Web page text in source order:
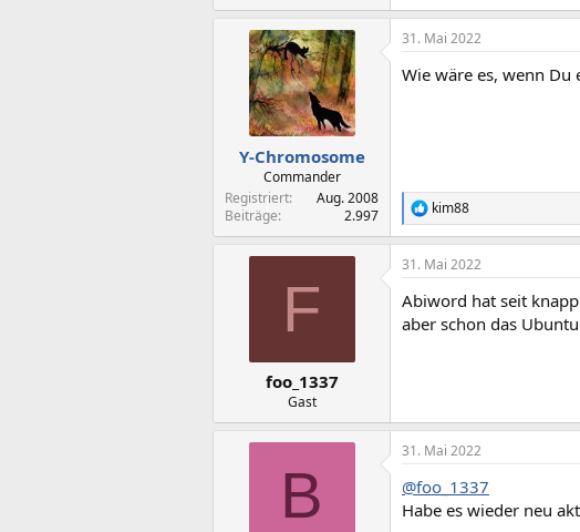
Y-Chromosome
Commander
Registriert
Aug. 2008
Beiträge
2.997
31. Mai 2022
Wie wäre es, wenn Du
R
e
a
k
i
o
kim88
F
foo_1337
Gast
31. Mai 2022
Abiword hat seit
aber schon das
B
31. Mai 2022
@foo_1337
Habe es wieder neu